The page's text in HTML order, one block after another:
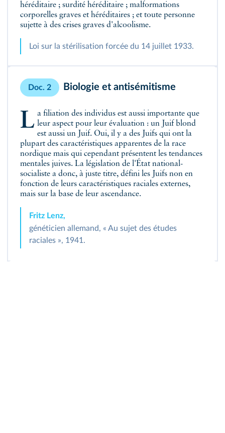
héréditaire ; surdité héréditaire ; malformations
corporelles graves et héréditaires ; et toute personne
sujette à des crises graves d'alcoolisme.
Loi sur la stérilisation forcée du 14 juillet 1933.
Doc. 2 Biologie et antisémitisme
La filiation des individus est aussi importante que leur aspect pour leur évaluation : un Juif blond
est aussi un Juif. Oui, il y a des Juifs qui ont la
plupart des caractéristiques apparentes de la race
nordique mais qui cependant présentent les tendances
mentales juives. La législation de l'État national-
socialiste a donc, à juste titre, défini les Juifs non en
fonction de leurs caractéristiques raciales externes,
mais sur la base de leur ascendance.
Fritz Lenz,
généticien allemand, « Au sujet des études
raciales », 1941.